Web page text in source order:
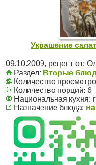
Украшение
09.10.2009, рецепт от:
Раздел: Вторые
Количество
Количество порций: 6
Национальная кухня:
Назначение блюда: